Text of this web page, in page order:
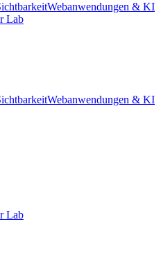
Webanwendungen & KI
Lab
Webanwendungen & KI
Lab